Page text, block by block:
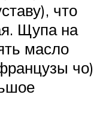
что
Щупа на
масло
чо)